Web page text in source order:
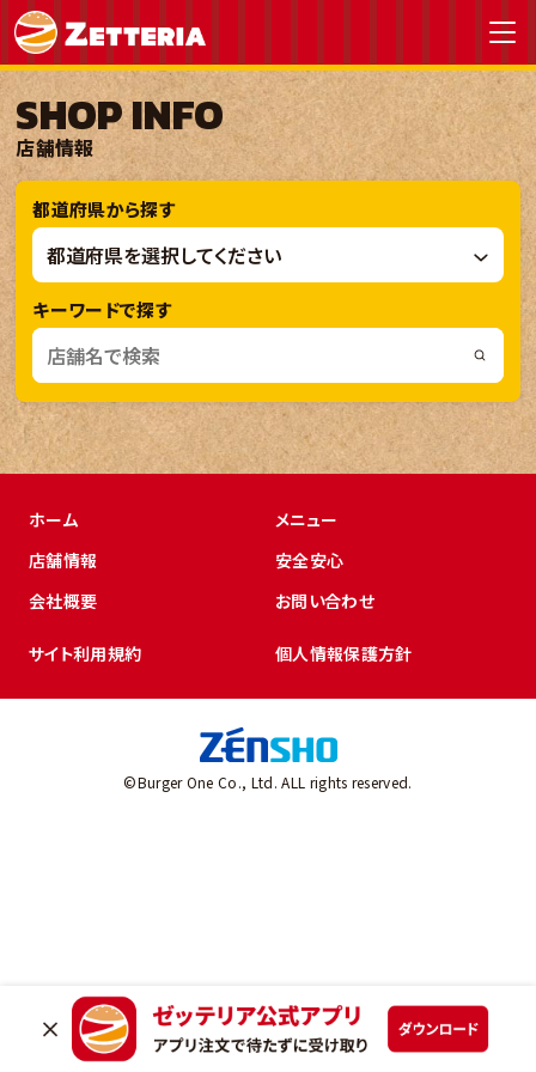
SHOP INFO
店舗情報
都道府県から探す
キーワードで探す
ホーム
メニュー
店舗情報
安全安心
会社概要
お問い合わせ
サイト利用規約 個人情報保護方針
©Burger One Co., Ltd. ALL rights reserved.